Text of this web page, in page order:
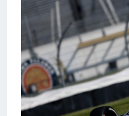
Велогонки
Конькобежный спорт
Тренажеры
Интерьеры квартир